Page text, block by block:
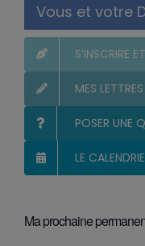
Vous et votre
S’INSCRIRE
MES
POSER UNE
LE
Ma prochaine